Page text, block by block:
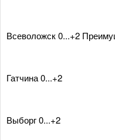
Всеволожск 0...+2
Гатчина 0...+2
Выборг 0...+2